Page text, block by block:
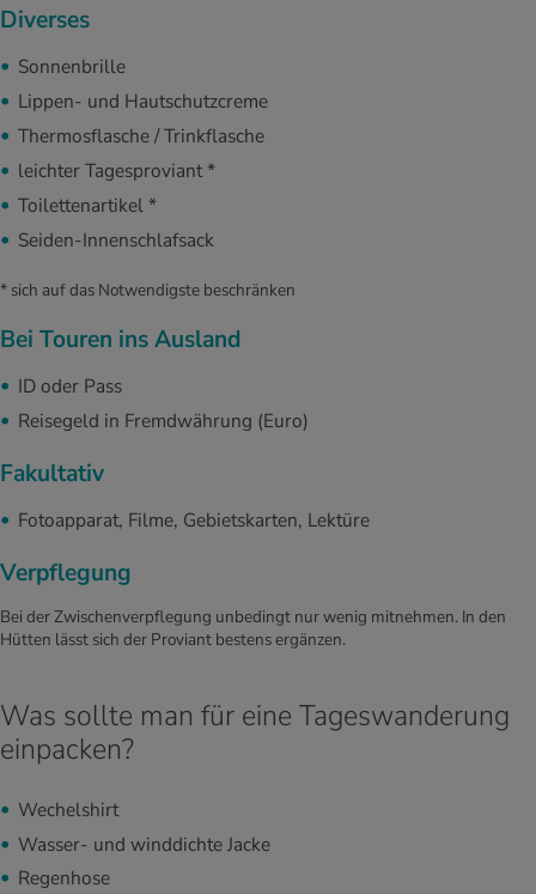
Diverses
Sonnenbrille
Lippen- und Hautschutzcreme
Thermosflasche / Trinkflasche
leichter Tagesproviant *
Toilettenartikel *
Seiden-Innenschlafsack
* sich auf das Notwendigste beschränken
Bei Touren ins Ausland
ID oder Pass
Reisegeld in Fremdwährung (Euro)
Fakultativ
Fotoapparat, Filme, Gebietskarten, Lektüre
Verpflegung
Bei der Zwischenverpflegung unbedingt nur wenig mitnehmen. In den
Hütten lässt sich der Proviant bestens ergänzen.
Was sollte man für eine Tageswanderung
einpacken?
Wechelshirt
Wasser- und winddichte Jacke
Regenhose